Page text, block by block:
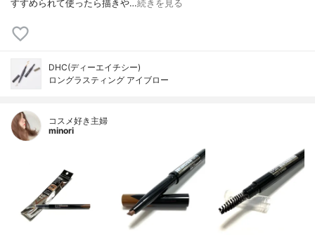
すすめられて使ったら描きや…続きを見る
DHC(ディーエイチシー)
ロングラスティング アイブロー
コスメ好き主婦
minori